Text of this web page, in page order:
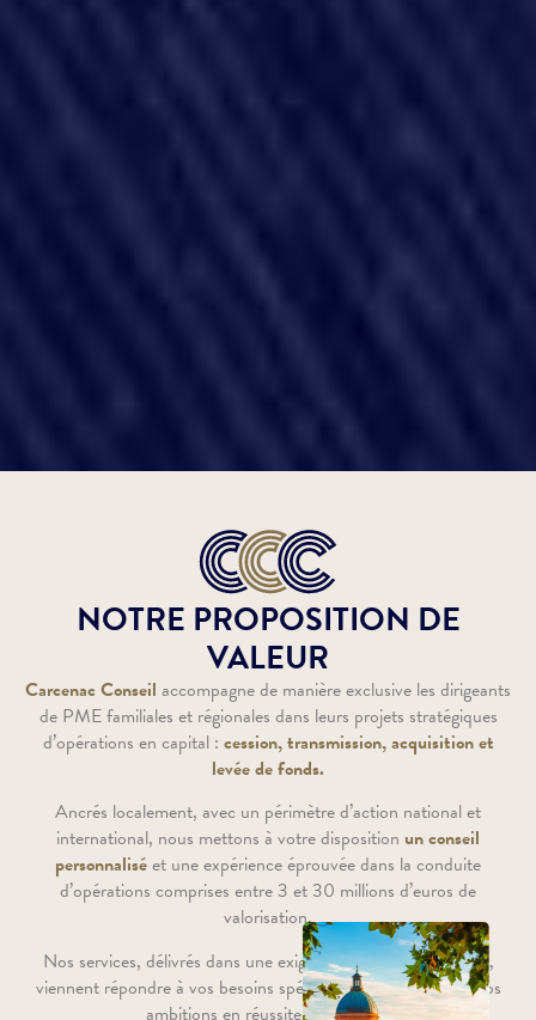
NOTRE PROPOSITION DE
VALEUR
Carcenac Conseil accompagne de manière exclusive les dirigeants
de PME familiales et régionales dans leurs projets stratégiques
d’opérations en capital : cession, transmission, acquisition et
levée de fonds.
Ancrés localement, avec un périmètre d’action national et
international, nous mettons à votre disposition un conseil
personnaliséet une expérience éprouvée dans la conduite
d’opérations comprises entre 3 et 30 millions d’euros de
valorisation.
Nos services, délivrés dans une exigence de standards élevés,
viennent répondre à vos besoins spécifiques et transformer vos
ambitions en réussites concrètes.